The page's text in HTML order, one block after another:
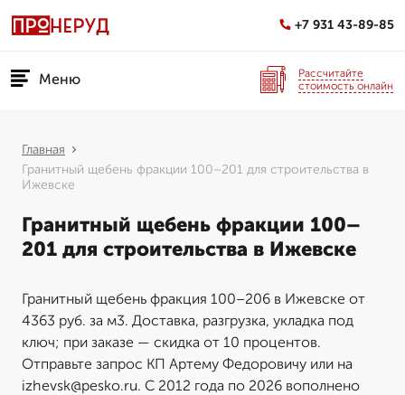
+7 931 43-89-85
Меню
Рассчитайте
стоимость онлайн
Главная
Гранитный щебень фракции 100–201 для строительства в
Ижевске
Гранитный щебень фракции 100–
201 для строительства в Ижевске
Гранитный щебень фракция 100–206 в Ижевске от
4363 руб. за м3. Доставка, разгрузка, укладка под
ключ; при заказе — скидка от 10 процентов.
Отправьте запрос КП Артему Федоровичу или на
izhevsk@pesko.ru. С 2012 года по 2026 вополнено